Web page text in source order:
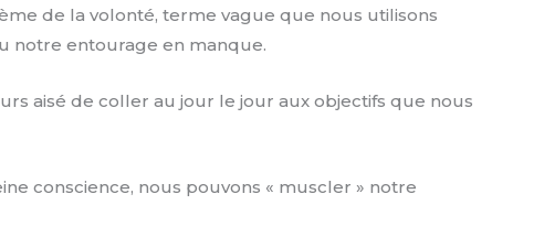
de la volonté, terme vague que nous utilisons
notre entourage en manque.
aisé de coller au jour le jour aux objectifs que nous
conscience, nous pouvons « muscler » notre